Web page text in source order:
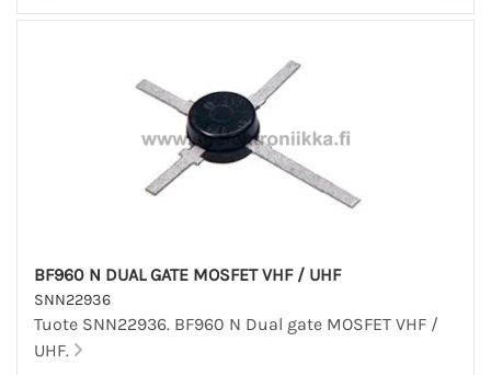
BF960 N DUAL GATE MOSFET VHF / UHF
SNN22936
Tuote SNN22936. BF960 N Dual gate MOSFET VHF /
UHF.